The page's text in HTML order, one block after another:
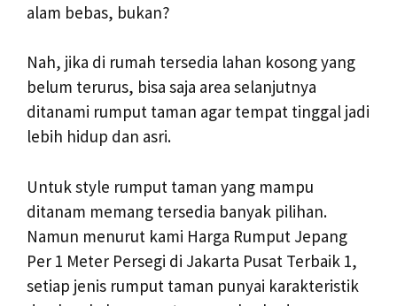
alam bebas, bukan?
Nah, jika di rumah tersedia lahan kosong yang
belum terurus, bisa saja area selanjutnya
ditanami rumput taman agar tempat tinggal jadi
lebih hidup dan asri.
Untuk style rumput taman yang mampu
ditanam memang tersedia banyak pilihan.
Namun menurut kami Harga Rumput Jepang
Per 1 Meter Persegi di Jakarta Pusat Terbaik 1,
setiap jenis rumput taman punyai karakteristik